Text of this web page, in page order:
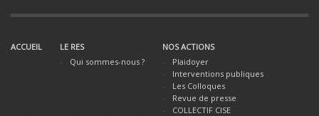
ACCUEIL
LE RES
Qui sommes-nous ?
NOS ACTIONS
Plaidoyer
Interventions publiques
Les Colloques
Revue de presse
COLLECTIF CISE